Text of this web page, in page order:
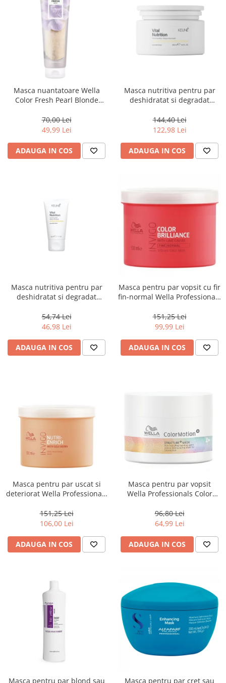
Masca nuantatoare Wella
Color Fresh Pearl Blonde
70,00 Lei
49,99 Lei
ADAUGA IN COS
Masca nutritiva pentru par
deshidratat si degradat
Mask, 250 ml
144,40 Lei
122,98 Lei
ADAUGA IN COS
Masca nutritiva pentru par
deshidratat si degradat
Mask, 50 ml
54,74 Lei
46,98 Lei
ADAUGA IN COS
Masca pentru par vopsit cu fir
fin-normal Wella Professionals
151,25 Lei
99,99 Lei
ADAUGA IN COS
Masca pentru par uscat si
deteriorat Wella Professionals
151,25 Lei
106,00 Lei
ADAUGA IN COS
Masca pentru par vopsit
Wella Professionals Color
96,80 Lei
64,99 Lei
ADAUGA IN COS
Masca pentru par blond sau
Masca pentru par cret sau